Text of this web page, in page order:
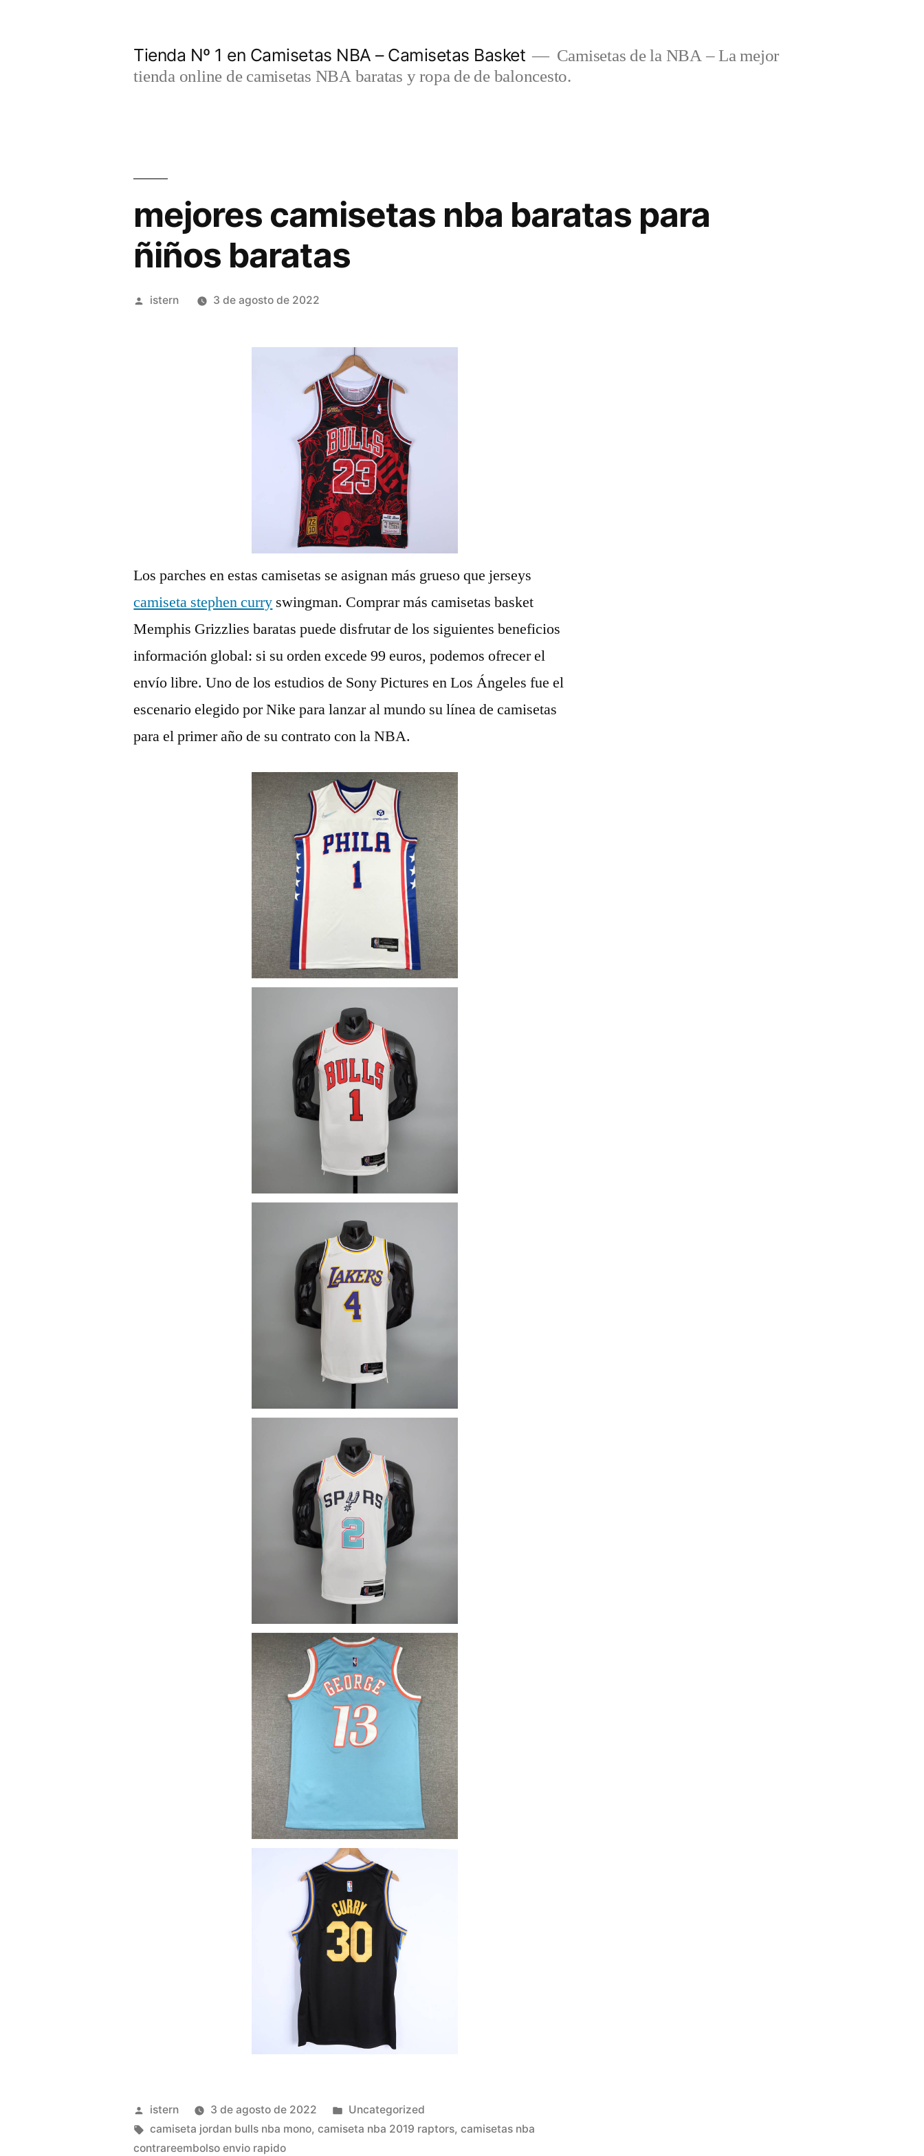
Tienda Nº 1 en Camisetas NBA – Camisetas Basket
Camisetas de la NBA – La mejor
tienda online de camisetas NBA baratas y ropa de de baloncesto.
mejores camisetas nba baratas para
ñiños baratas
Publicado
istern 3 de agosto de 2022
Los parches en estas camisetas se asignan más grueso que jerseys
camiseta stephen curry swingman. Comprar más camisetas basket
Memphis Grizzlies baratas puede disfrutar de los siguientes beneficios
información global: si su orden excede 99 euros, podemos ofrecer el
envío libre. Uno de los estudios de Sony Pictures en Los Ángeles fue el
escenario elegido por Nike para lanzar al mundo su línea de camisetas
para el primer año de su contrato con la NBA.
Publicado
por
istern 3 de agosto de 2022
Publicado
en
Uncategorized
Etiquetas:
camiseta jordan bulls nba mono,camiseta nba 2019 raptors,camisetas nba
contrareembolso envio rapido